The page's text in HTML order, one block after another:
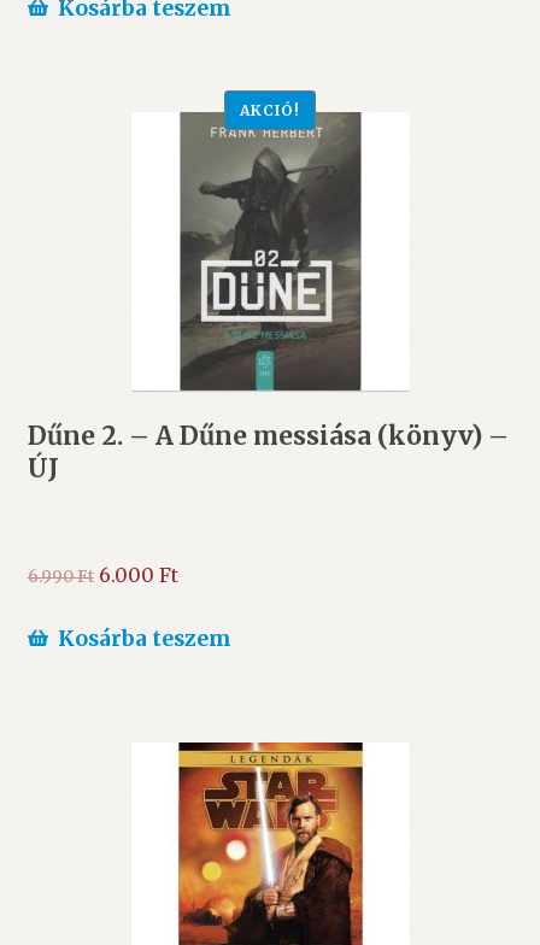
Kosárba teszem
Dűne 2. – A Dűne messiása (könyv) –
ÚJ
AKCIÓ!
6.990Ft Original
was:
6.000 FtCurrent
is:
Kosárba teszem